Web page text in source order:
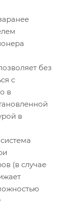
без
с
в
в
(в случае